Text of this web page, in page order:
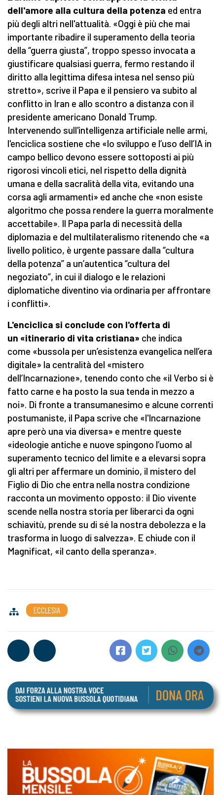
dell'amore alla cultura della potenza ed entra
più degli altri nell'attualità. «Oggi è più che mai
importante ribadire il superamento della teoria
della “guerra giusta”, troppo spesso invocata a
giustificare qualsiasi guerra, fermo restando il
diritto alla legittima difesa intesa nel senso più
stretto», scrive il Papa e il pensiero va subito al
conflitto in Iran e allo scontro a distanza con il
presidente americano Donald Trump.
Intervenendo sull'intelligenza artificiale nelle armi,
l'enciclica sostiene che «lo sviluppo e l’uso dell’IA in
campo bellico devono essere sottoposti ai più
rigorosi vincoli etici, nel rispetto della dignità
umana e della sacralità della vita, evitando una
corsa agli armamenti» ed anche che «non esiste
algoritmo che possa rendere la guerra moralmente
accettabile». Il Papa parla di necessità della
diplomazia e del multilateralismo ritenendo che «a
livello politico, è urgente passare dalla “cultura
della potenza” a un’autentica “cultura del
negoziato”, in cui il dialogo e le relazioni
diplomatiche diventino via ordinaria per affrontare
i conflitti».
L'enciclica si conclude con l'offerta di
un «itinerario di vita cristiana» che indica
come «bussola per un’esistenza evangelica nell’era
digitale» la centralità del «mistero
dell’Incarnazione», tenendo conto che «il Verbo si è
fatto carne e ha posto la sua tenda in mezzo a
noi». Di fronte a transumanesimo e alcune correnti
postumaniste, il Papa scrive che «l'Incarnazione
apre però una via diversa» e mentre queste
«ideologie antiche e nuove spingono l’uomo al
superamento tecnico del limite e a elevarsi sopra
gli altri per affermare un dominio, il mistero del
Figlio di Dio che entra nella nostra condizione
racconta un movimento opposto: il Dio vivente
scende nella nostra storia per liberarci da ogni
schiavitù, prende su di sé la nostra debolezza e la
trasforma in luogo di salvezza». E chiude con il
Magnificat, «il canto della speranza».
ECCLESIA